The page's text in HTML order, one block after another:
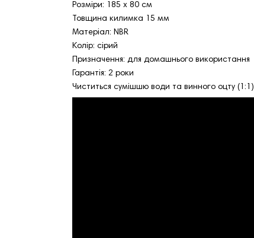
Розміри: 185 х 80 см
Товщина килимка 15 мм
Матеріал: NBR
Колір: сірий
Призначення: для домашнього використання
Гарантія: 2 роки
Чиститься сумішшю води та винного оцту (1:1)